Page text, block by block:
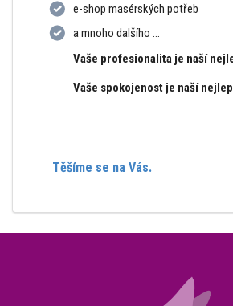
e-shop masérských potřeb
a mnoho dalšího ...
Vaše profesionalita je naší
Vaše spokojenost je naší
Těšíme se na Vás.